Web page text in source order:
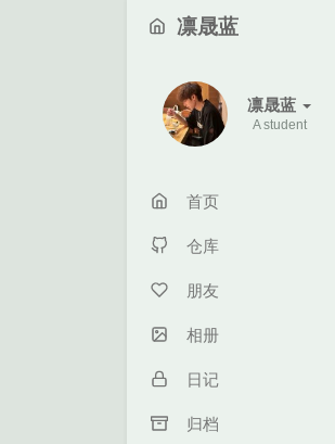
凛晟蓝
凛晟蓝
A student
首页
仓库
朋友
相册
日记
归档